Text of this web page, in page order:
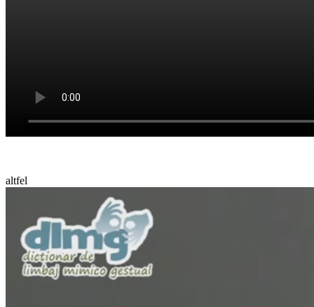
altfel